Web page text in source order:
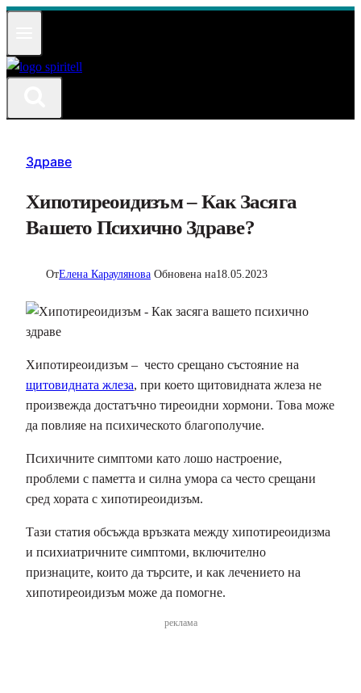
Към
Здраве
Хипотиреоидизъм – Как Засяга
Вашето Психично Здраве?
ОтЕлена Караулянова Обновена на18.05.2023
Хипотиреоидизъм – често срещано състояние на
щитовидната жлеза, при което щитовидната жлеза не
произвежда достатъчно тиреоидни хормони. Това може
да повлияе на психическото благополучие.
Психичните симптоми като лошо настроение,
проблеми с паметта и силна умора са често срещани
сред хората с хипотиреоидизъм.
Тази статия обсъжда връзката между хипотиреоидизма
и психиатричните симптоми, включително
признаците, които да търсите, и как лечението на
хипотиреоидизъм може да помогне.
реклама